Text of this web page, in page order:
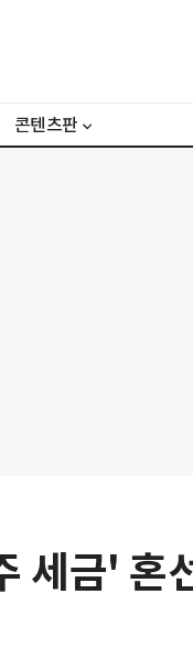
콘텐츠판
세금' 혼